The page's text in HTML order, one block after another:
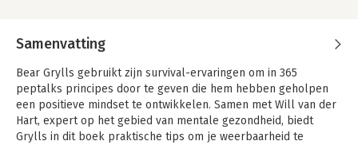
Samenvatting
Bear Grylls gebruikt zijn survival-ervaringen om in 365
peptalks principes door te geven die hem hebben geholpen
een positieve mindset te ontwikkelen. Samen met Will van der
Hart, expert op het gebied van mentale gezondheid, biedt
Grylls in dit boek praktische tips om je weerbaarheid te